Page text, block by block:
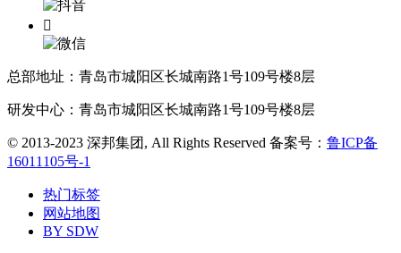

总部地址：青岛市城阳区长城南路1号109号楼8层
研发中心：青岛市城阳区长城南路1号109号楼8层
© 2013-2023 深邦集团, All Rights Reserved 备案号： 鲁ICP备
16011105号-1
热门标签
网站地图
BY SDW